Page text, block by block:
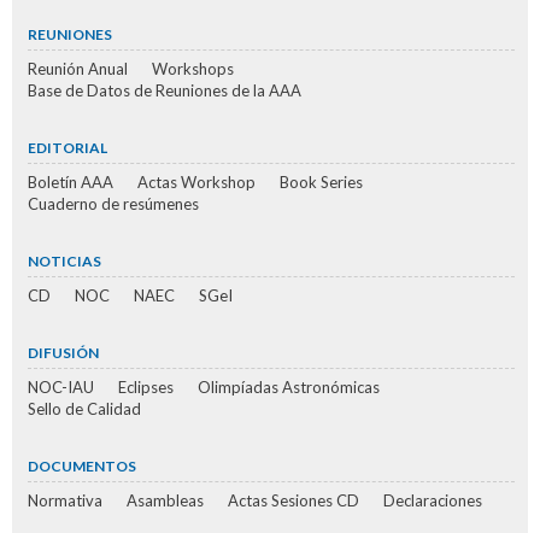
REUNIONES
Reunión Anual
Workshops
Base de Datos de Reuniones de la AAA
EDITORIAL
Boletín AAA Actas Workshop
Book Series
Cuaderno de resúmenes
NOTICIAS
CD NOC NAEC SGeI
DIFUSIÓN
NOC-IAU Eclipses
Olimpíadas Astronómicas
Sello de Calidad
DOCUMENTOS
Normativa Asambleas Actas Sesiones CD Declaraciones